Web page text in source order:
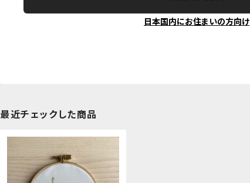
日本国内にお住まいの方向け
最近チェックした商品